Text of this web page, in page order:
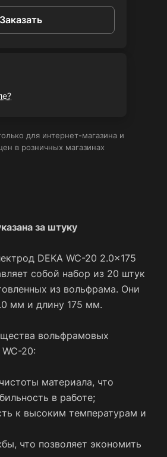
обеспечивают высокую
срок службы и удобство
своим преимуществам, эти
Заказать
для интернет-магазина и
в розничных магазинах
за штуку
DEKA WC-20 2.0x175
собой набор из 20 штук
из вольфрама. Они
мм и длину 175 мм.
вольфрамовых
20:
материала, что
в работе;
к высоким температурам и
что позволяет экономить